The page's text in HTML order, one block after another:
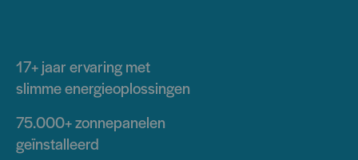
17+ jaarervaring met
slimme energieoplossingen
75.000+zonnepanelen
geïnstalleerd